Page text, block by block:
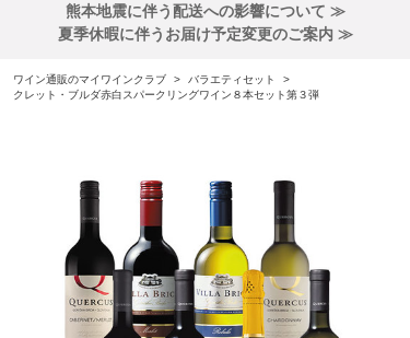
熊本地震に伴う配送への影響について ≫
夏季休暇に伴うお届け予定変更のご案内 ≫
ワイン通販のマイワインクラブ > バラエティセット
>
クレット・ブルダ赤白スパークリングワイン８本セット第３弾